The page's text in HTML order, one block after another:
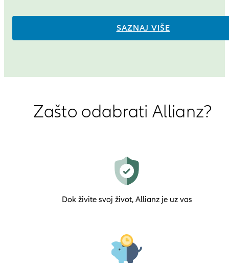
SAZNAJ VIŠE
Zašto odabrati Allianz?
Dok živite svoj život, Allianz je uz vas